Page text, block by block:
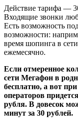
Действие тарифа —
Входящие звонки
Есть возможность
возможности:
время шопинга в
ежемесячно.
Если отмеренное
сети Мегафон в
бесплатно, а вот
операторов
рубля. В довесок
минут за 30 рублей.